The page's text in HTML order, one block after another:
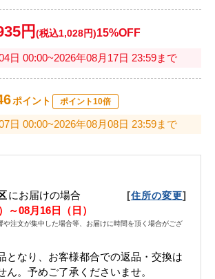
円 (税込1,028円)15%OFF
日 00:00~2026年08月17日 23:59まで
ポイント ポイント10倍
日 00:00~2026年08月08日 23:59まで
にお届けの場合 [住所の変更]
～08月16日（日）
や注文が集中した場合等、お届けに時間を頂く場合がござ
となり、お客様都合での返品・交換は
ん。予めご了承くださいませ。